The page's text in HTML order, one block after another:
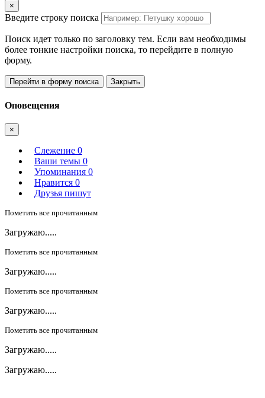
×
Введите строку поиска
Поиск идет только по заголовку тем. Если вам необходимы
более тонкие настройки поиска, то перейдите в полную
форму.
Перейти в форму поиска Закрыть
Оповещения
×
Слежение 0
Ваши темы 0
Упоминания 0
Нравится 0
Друзья пишут
Пометить все прочитанным
Загружаю.....
Пометить все прочитанным
Загружаю.....
Пометить все прочитанным
Загружаю.....
Пометить все прочитанным
Загружаю.....
Загружаю.....